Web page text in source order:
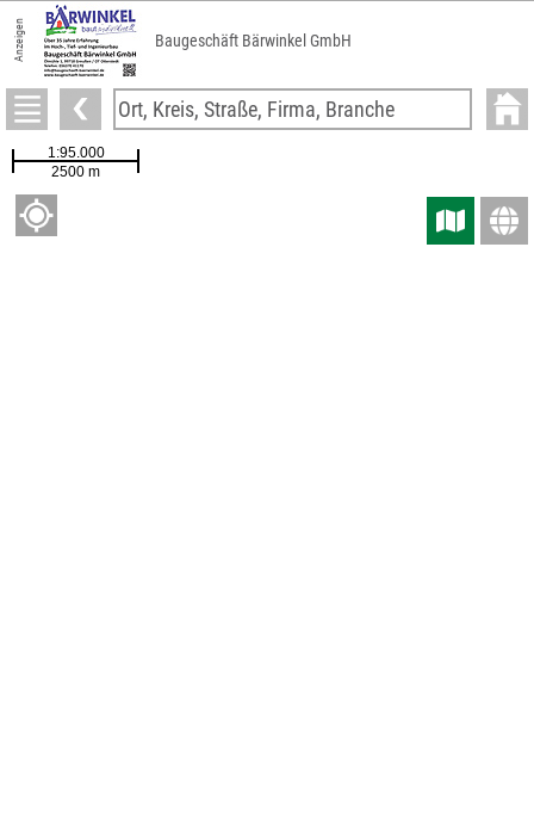
Anzeigen Baugeschäft Bärwinkel GmbH